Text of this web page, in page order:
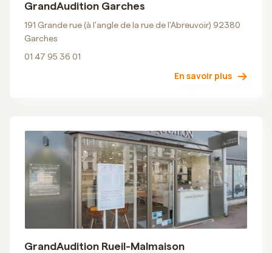
GrandAudition Garches
191 Grande rue (à l'angle de la rue de l'Abreuvoir) 92380
Garches
01 47 95 36 01
En savoir plus
GrandAudition Rueil-Malmaison